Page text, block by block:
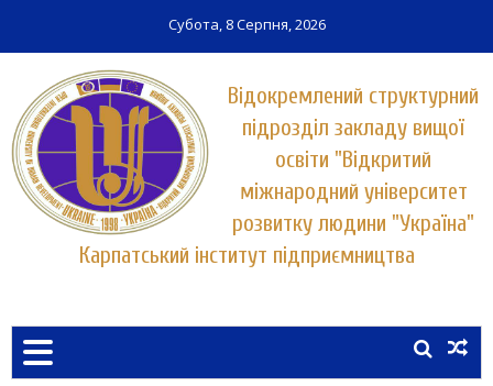
Субота, 8 Серпня, 2026
Відокремлений структурний
підрозділ закладу вищої
освіти "Відкритий
міжнародний університет
розвитку людини "Україна"
Карпатський інститут підприємництва
УНІВЕРСИТЕТУ "УКРАЇНА"